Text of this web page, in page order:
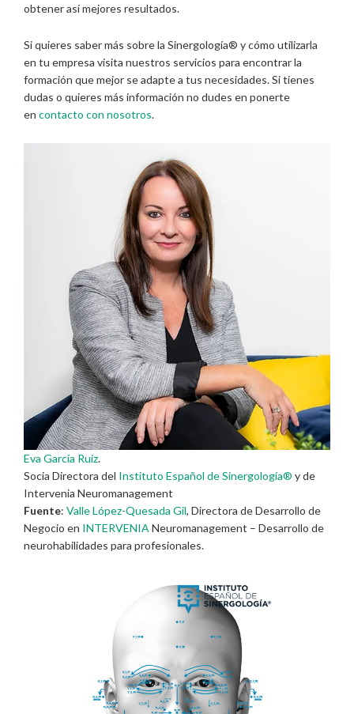
obtener así mejores resultados.
Si quieres saber más sobre la Sinergología® y cómo utilizarla
en tu empresa visita nuestros servicios para encontrar la
formación que mejor se adapte a tus necesidades. Si tienes
dudas o quieres más información no dudes en ponerte
en contacto con nosotros.
Eva García Ruiz.
Socia Directora del Instituto Español de Sinergología® y de
Intervenia Neuromanagement
Fuente: Valle López-Quesada Gil, Directora de Desarrollo de
Negocio en INTERVENIA Neuromanagement – Desarrollo de
neurohabilidades para profesionales.